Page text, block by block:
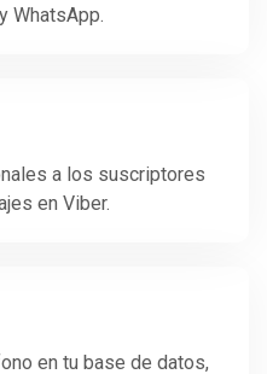
WhatsApp.
a los suscriptores
en Viber.
en tu base de datos,